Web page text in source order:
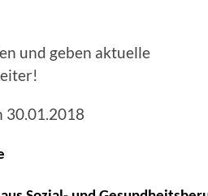
und geben aktuelle
30.01.2018